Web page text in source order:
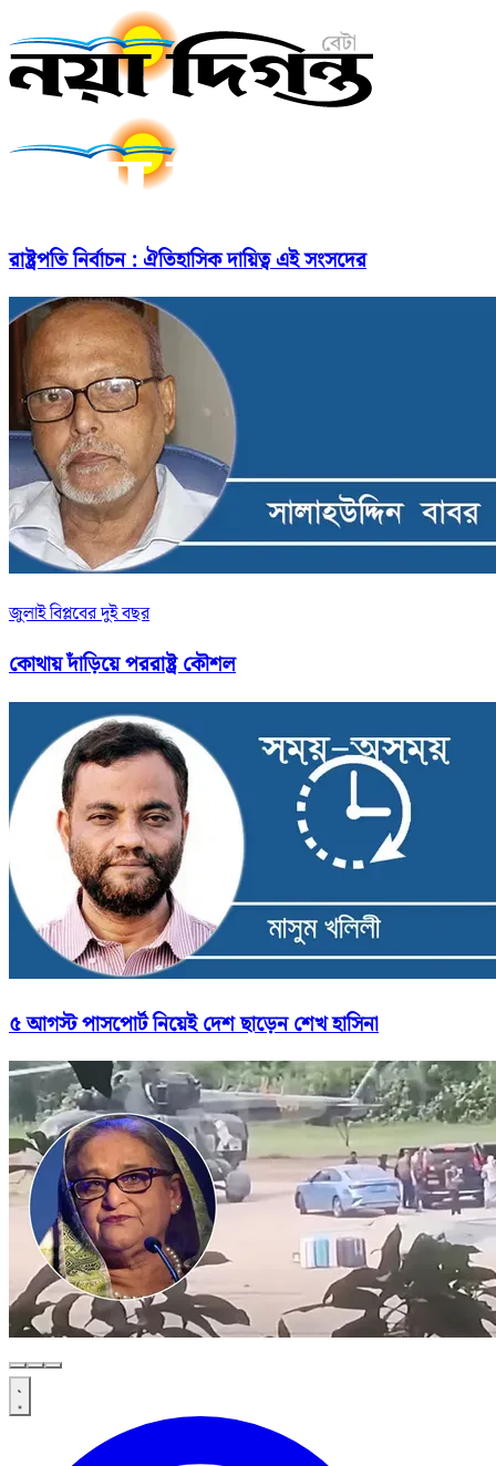
রাষ্ট্রপতি নির্বাচন : ঐতিহাসিক দায়িত্ব এই সংসদের
জুলাই বিপ্লবের দুই বছর
কোথায় দাঁড়িয়ে পররাষ্ট্র কৌশল
৫ আগস্ট পাসপোর্ট নিয়েই দেশ ছাড়েন শেখ হাসিনা